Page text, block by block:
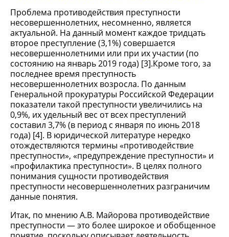
Проблема противодействия преступности
несовершеннолетних, несомненно, является
актуальной. На данный момент каждое тридцать
второе преступление (3,1%) совершается
несовершеннолетними или при их участии (по
состоянию на январь 2019 года) [3].Кроме того, за
последнее время преступность
несовершеннолетних возросла. По данным
Генеральной прокуратуры Российской Федерации
показатели такой преступности увеличились на
0,9%, их удельный вес от всех преступлений
составил 3,7% (в период с января по июнь 2018
года) [4]. В юридической литературе нередко
отождествляются термины «противодействие
преступности», «предупреждение преступности» и
«профилактика преступности». В целях полного
понимания сущности противодействия
преступности несовершеннолетних разграничим
данные понятия.
Итак, по мнению А.В. Майорова противодействие
преступности — это более широкое и обобщенное